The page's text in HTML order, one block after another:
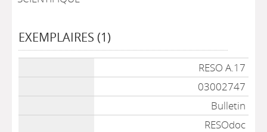
EXEMPLAIRES (1)
RESO A.17
03002747
Bulletin
RESOdoc